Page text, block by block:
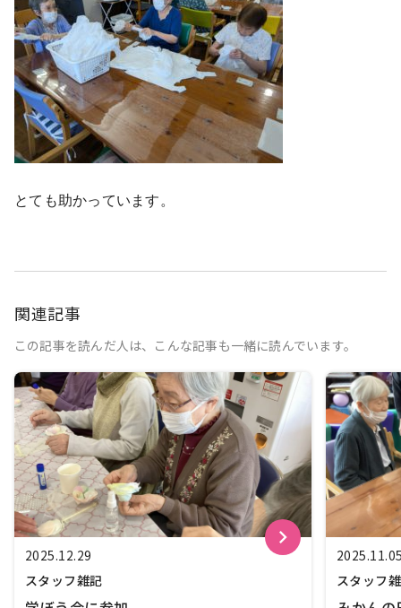
とても助かっています。
関連記事
この記事を読んだ人は、こんな記事も一緒に読んでいます。
keyboard_arrow_right
2025.12.29
スタッフ雑記
スタッフ